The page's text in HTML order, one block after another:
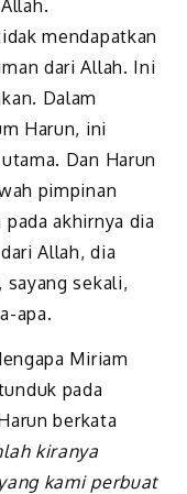
mendapatkan
dari Allah. Ini
Dalam
Harun, ini
Dan Harun
pimpinan
akhirnya dia
Allah, dia
sekali,
apa.
Miriam
pada
berkata
kiranya
kami perbuat